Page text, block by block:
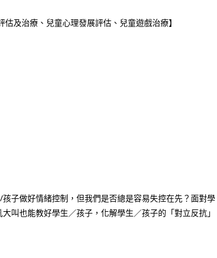
及治療、兒童心理發展評估、兒童遊戲治療】
子做好情緒控制，但我們是否總是容易失控在先？面對學
叫也能教好學生／孩子，化解學生／孩子的「對立反抗」